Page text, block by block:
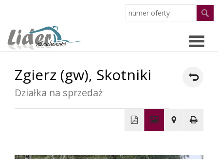
Strona
Zgierz (gw), Skotniki
Działka na sprzedaż